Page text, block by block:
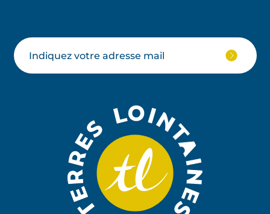
Votre
email
JE